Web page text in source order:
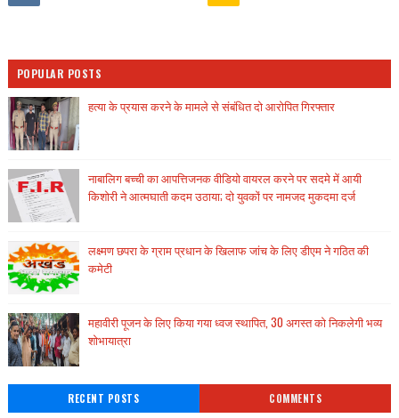
POPULAR POSTS
हत्या के प्रयास करने के मामले से संबंधित दो आरोपित गिरफ्तार
नाबालिग बच्ची का आपत्तिजनक वीडियो वायरल करने पर सदमे में आयी
किशोरी ने आत्मघाती कदम उठाया; दो युवकों पर नामजद मुकदमा दर्ज
लक्ष्मण छपरा के ग्राम प्रधान के खिलाफ जांच के लिए डीएम ने गठित की
कमेटी
महावीरी पूजन के लिए किया गया ध्वज स्थापित, 30 अगस्त को निकलेगी भव्य
शोभायात्रा
RECENT POSTS COMMENTS